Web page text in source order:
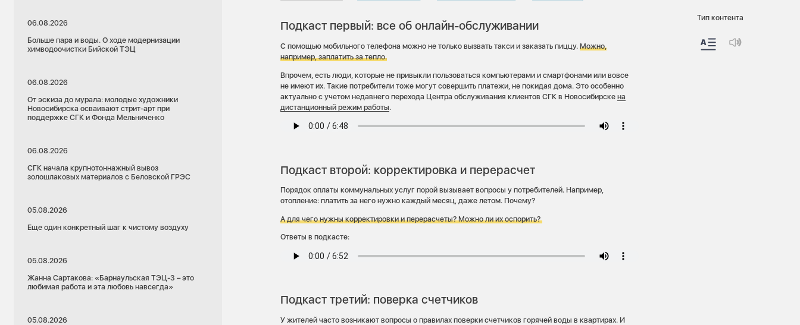
06.08.2026
Больше пара и воды. О ходе модернизации
химводоочистки Бийской ТЭЦ
06.08.2026
От эскиза до мурала: молодые художники
Новосибирска осваивают стрит-арт при
поддержке СГК и Фонда Мельниченко
06.08.2026
СГК начала крупнотоннажный вывоз
золошлаковых материалов с Беловской ГРЭС
05.08.2026
Еще один конкретный шаг к чистому воздуху
05.08.2026
Жанна Сартакова: «Барнаульская ТЭЦ-3 – это
любимая работа и эта любовь навсегда»
05.08.2026
Подкаст первый: все об онлайн-обслуживании
С помощью мобильного телефона можно не только вызвать такси и заказать пиццу.Можно,
например, заплатить за тепло.
Впрочем, есть люди, которые не привыкли пользоваться компьютерами и смартфонами или вовсе
не имеют их. Такие потребители тоже могут совершить платежи, не покидая дома. Это особенно
актуально с учетом недавнего перехода Центра обслуживания клиентов СГК в Новосибирскена
дистанционный режим работы.
Подкаст второй: корректировка и перерасчет
Порядок оплаты коммунальных услуг порой вызывает вопросы у потребителей. Например,
отопление: платить за него нужно каждый месяц, даже летом. Почему?
А для чего нужны корректировки и перерасчеты? Можно ли их оспорить?
Ответы в подкасте:
Подкаст третий: поверка счетчиков
У жителей часто возникают вопросы о правилах поверки счетчиков горячей воды в квартирах. И
Тип контента